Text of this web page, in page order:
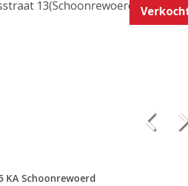
KA Schoonrewoerd